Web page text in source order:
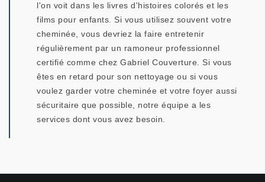
l'on voit dans les livres d'histoires colorés et les
films pour enfants. Si vous utilisez souvent votre
cheminée, vous devriez la faire entretenir
régulièrement par un ramoneur professionnel
certifié comme chez Gabriel Couverture. Si vous
êtes en retard pour son nettoyage ou si vous
voulez garder votre cheminée et votre foyer aussi
sécuritaire que possible, notre équipe a les
services dont vous avez besoin.